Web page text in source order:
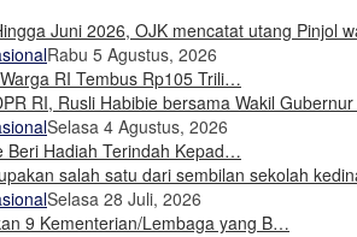
Rabu 5 Agustus, 2026
RI Tembus Rp105 Trili…
Selasa 4 Agustus, 2026
Beri Hadiah Terindah Kepad…
Selasa 28 Juli, 2026
9 Kementerian/Lembaga yang B…